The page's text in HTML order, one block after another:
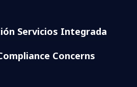
Servicios Integrada
Concerns